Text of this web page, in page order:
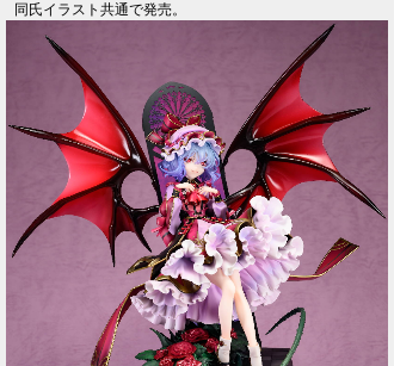
同氏イラスト共通で発売。